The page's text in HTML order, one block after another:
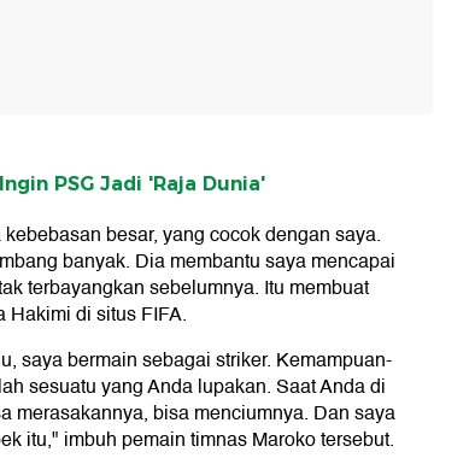
PSG Jadi 'Raja Dunia'
besar, yang cocok dengan saya.
banyak. Dia membantu saya mencapai
terbayangkan sebelumnya. Itu membuat
Hakimi di situs FIFA.
saya bermain sebagai striker. Kemampuan-
sesuatu yang Anda lupakan. Saat Anda di
merasakannya, bisa menciumnya. Dan saya
itu," imbuh pemain timnas Maroko tersebut.